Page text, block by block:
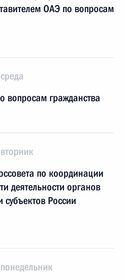
ОАЭ по вопросам
вопросам гражданства
по координации
деятельности органов
субъектов России